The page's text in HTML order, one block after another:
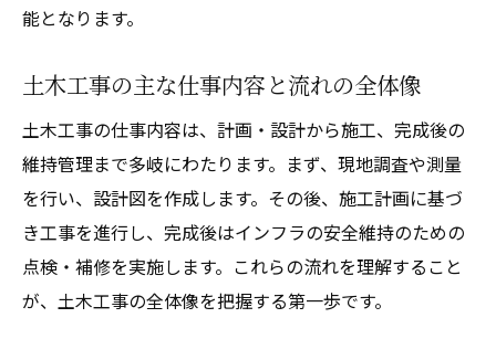
土木工事と建築工事の流れや工程の違いと
土木工事で重視されるポイントと建築工事
の視点
土木工事の流れと現場業務の実際を解説
土木工事の計画から完成までの流れを解説
土木工事の現場での主要な作業内容とは
土木工事の具体的な現場業務の流れを知る
能となります。
土木工事の主な仕事内容と流れの全体像
土木工事の仕事内容は、計画・設計から施工、完成後の
維持管理まで多岐にわたります。まず、現地調査や測量
を行い、設計図を作成します。その後、施工計画に基づ
き工事を進行し、完成後はインフラの安全維持のための
点検・補修を実施します。これらの流れを理解すること
が、土木工事の全体像を把握する第一歩です。